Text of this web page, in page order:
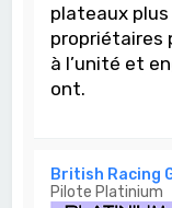
plateaux plus
propriétaires
à l’unité et
ont.
British Racing
Pilote Platinium